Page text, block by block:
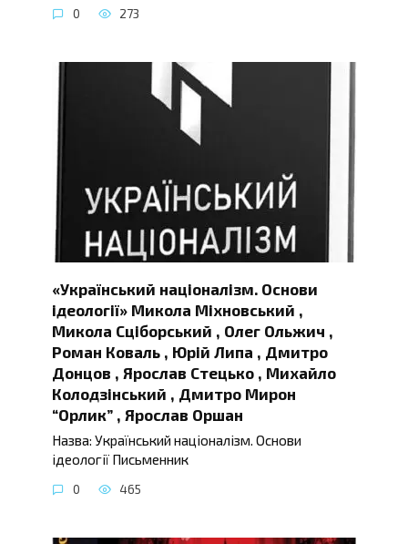
0 273
«Український націоналізм. Основи
ідеології» Микола Міхновський ,
Микола Сціборський , Олег Ольжич ,
Роман Коваль , Юрій Липа , Дмитро
Донцов , Ярослав Стецько , Михайло
Колодзінський , Дмитро Мирон
“Орлик” , Ярослав Оршан
Назва: Український націоналізм. Основи
ідеології Письменник
0 465